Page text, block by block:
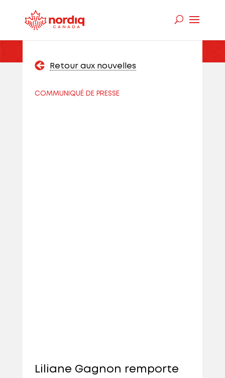
Retour aux nouvelles
COMMUNIQUÉ DE PRESSE
Liliane Gagnon remporte